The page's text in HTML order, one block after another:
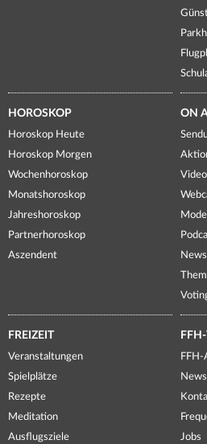
HOROSKOP
Horoskop Heute
Horoskop Morgen
Wochenhoroskop
Monatshoroskop
Jahreshoroskop
Partnerhoroskop
Aszendent
ON
FREIZEIT
Veranstaltungen
Spielplätze
Rezepte
Meditation
Ausflugsziele
FFH-
Jobs